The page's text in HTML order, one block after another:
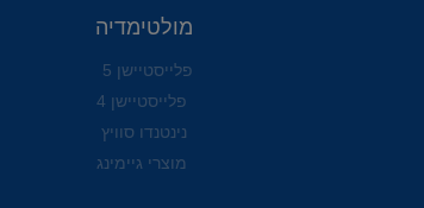
מולטימדיה
פלייסטיישן 5
פלייסטיישן 4
נינטנדו סוויץ
מוצרי גיימינג